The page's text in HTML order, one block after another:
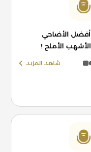
أفضل الأضاحي
الأشهب الأملح !
شاهد المزيد